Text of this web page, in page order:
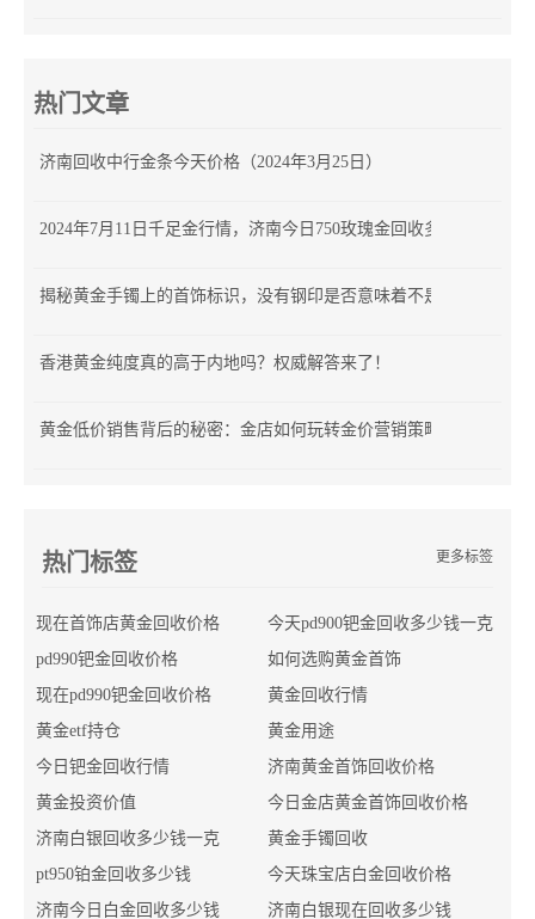
热门文章
济南回收中行金条今天价格（2024年3月25日）
2024年7月11日千足金行情，济南今日750玫瑰金回收多少钱
揭秘黄金手镯上的首饰标识，没有钢印是否意味着不是正品？
香港黄金纯度真的高于内地吗？权威解答来了！
黄金低价销售背后的秘密：金店如何玩转金价营销策略？
热门标签 更多标签
现在首饰店黄金回收价格
今天pd900钯金回收多少钱一克
pd990钯金回收价格
如何选购黄金首饰
现在pd990钯金回收价格
黄金回收行情
黄金etf持仓
黄金用途
今日钯金回收行情
济南黄金首饰回收价格
黄金投资价值
今日金店黄金首饰回收价格
济南白银回收多少钱一克
黄金手镯回收
pt950铂金回收多少钱
今天珠宝店白金回收价格
济南今日白金回收多少钱
济南白银现在回收多少钱